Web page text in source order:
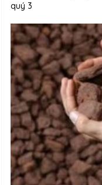
quý 3